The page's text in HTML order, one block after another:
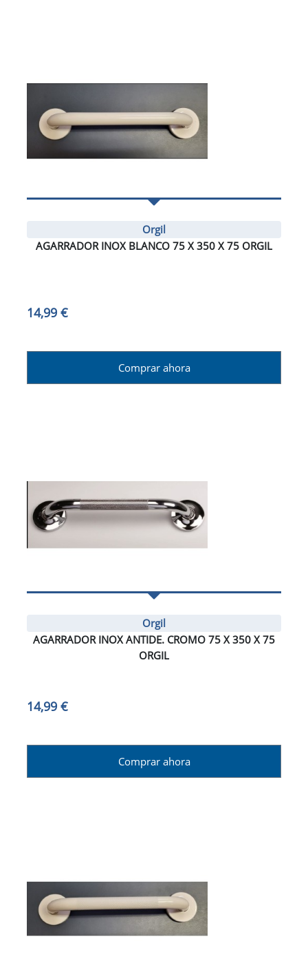
Orgil
AGARRADOR INOX BLANCO 75 X 350 X 75 ORGIL
14,99 €
Comprar ahora
Orgil
AGARRADOR INOX ANTIDE. CROMO 75 X 350 X 75
ORGIL
14,99 €
Comprar ahora